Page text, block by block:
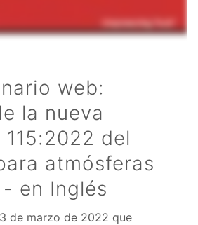
web:
la nueva
del
atmósferas
en Inglés
de marzo de 2022 que